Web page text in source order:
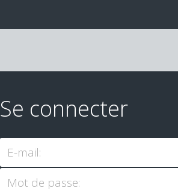
Se connecter
E-mail:
Mot de passe: